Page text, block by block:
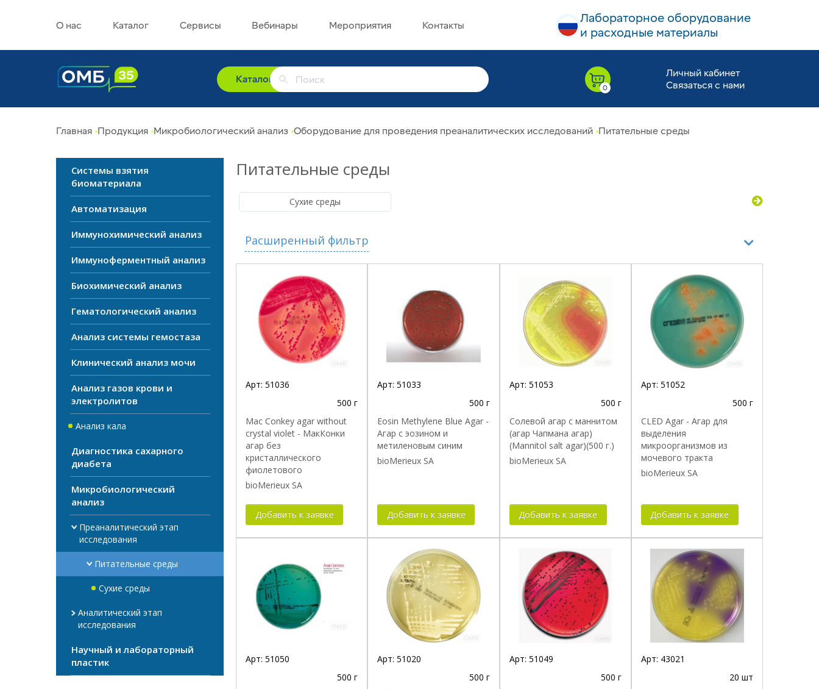
Лабораторное оборудование
и расходные материалы
О нас Каталог Сервисы Вебинары Мероприятия Контакты
Каталог
Личный кабинет
Связаться с нами
Главная Продукция Микробиологический анализ Оборудование для проведения преаналитических исследований Питательные среды
Системы взятия
биоматериала
Автоматизация
Иммунохимический анализ
Иммуноферментный анализ
Биохимический анализ
Гематологический анализ
Анализ системы гемостаза
Клинический анализ мочи
Анализ газов крови и
электролитов
Анализ кала
Диагностика сахарного
диабета
Микробиологический
анализ
Преаналитический этап
исследования
Питательные среды
Сухие среды
Аналитический этап
исследования
Научный и лабораторный
пластик
Питательные среды
Сухие среды
Расширенный фильтр
Производитель
Арт: 51036
500 г
Mac Сonkey agar without
crystal violet - МакКонки
агар без
кристаллического
фиолетового
bioMerieux SA
Добавить к заявке
Арт:51033
500 г
Eosin Methylene Blue Agar -
Агар с эозином и
метиленовым синим
bioMerieux SA
Добавить к заявке
Арт: 51053
500 г
Солевой агар с маннитом
(агар Чапмана агар)
(Mannitol salt agar)(500 г.)
bioMerieux SA
Добавить к заявке
Арт: 51052
500 г
CLED Аgar - Агар для
выделения
микроорганизмов из
мочевого тракта
bioMerieux SA
Добавить к заявке
Арт: 51050
500 г
Арт:51020
500 г
Арт: 51049
500 г
Арт: 43021
20 шт